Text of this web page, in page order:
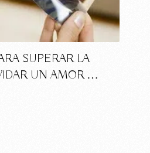
SUPERAR LA
UN AMOR …